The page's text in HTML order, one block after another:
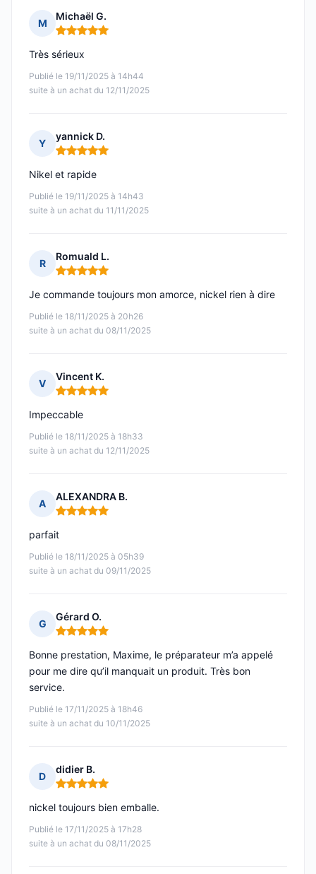
M
Michaël G.
Note : 5 sur 5
Publié le 19/11/2025 à 14h44
suite à un achat du 12/11/2025
Très sérieux
Y
yannick D.
Note : 5 sur 5
Publié le 19/11/2025 à 14h43
suite à un achat du 11/11/2025
Nikel et rapide
R
Romuald L.
Note : 5 sur 5
Publié le 18/11/2025 à 20h26
suite à un achat du 08/11/2025
Je commande toujours mon amorce, nickel rien à dire
V
Vincent K.
Note : 5 sur 5
Publié le 18/11/2025 à 18h33
suite à un achat du 12/11/2025
Impeccable
A
ALEXANDRA B.
Note : 5 sur 5
Publié le 18/11/2025 à 05h39
suite à un achat du 09/11/2025
parfait
G
Gérard O.
Note : 5 sur 5
Publié le 17/11/2025 à 18h46
suite à un achat du 10/11/2025
Bonne prestation, Maxime, le préparateur m’a appelé
pour me dire qu’il manquait un produit. Très bon
service.
D
didier B.
Note : 5 sur 5
Publié le 17/11/2025 à 17h28
suite à un achat du 08/11/2025
nickel toujours bien emballe.